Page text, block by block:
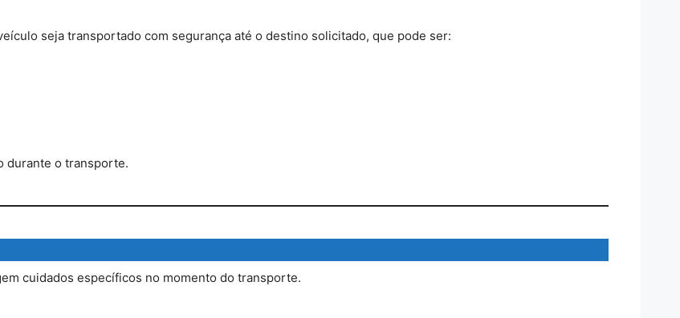
seja transportado com segurança até o destino solicitado, que pode ser:
durante o transporte.
cuidados específicos no momento do transporte.